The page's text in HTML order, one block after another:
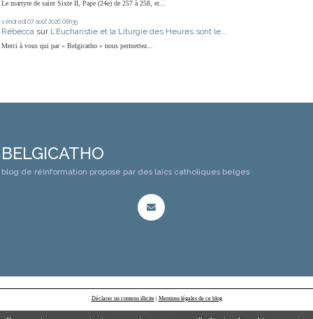
Le martyre de saint Sixte II, Pape (24e) de 257 à 258, et...
vendredi 07 août 2026 08h35
Rébécca sur L’Eucharistie et la Liturgie des Heures sont le...
Merci à vous qui par « Belgicatho » nous permettez...
BELGICATHO
blog de réinformation proposé par des laïcs catholiques belges
Déclarer un contenu illicite| Mentions légales de ce blog